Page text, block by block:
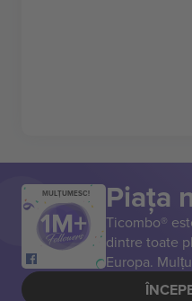
MULȚUMESC! Piața
Ticombo®
dintre toate
Europa.